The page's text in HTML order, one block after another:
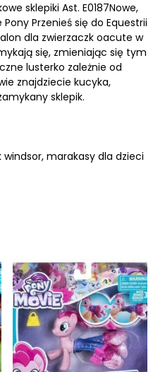
sklepiki Ast. E0187Nowe,
Przenieś się do Equestrii
dla zwierzaczk oacute w
się, zmieniając się tym
lusterko zależnie od
znajdziecie kucyka,
sklepik.
marakasy dla dzieci